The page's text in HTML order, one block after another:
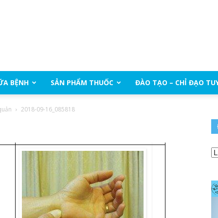
BỆNH SẢN PHẨM THUỐC ĐÀO TẠO – CHỈ ĐẠO
2018-09-16_085818